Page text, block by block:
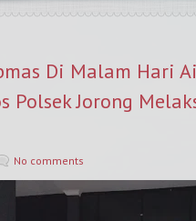
Di Malam Hari
Polsek Jorong
No comments